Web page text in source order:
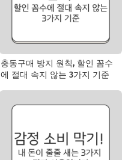
충동구매 방지 원칙, 할인 꼼수
에 절대 속지 않는 3가지 기준